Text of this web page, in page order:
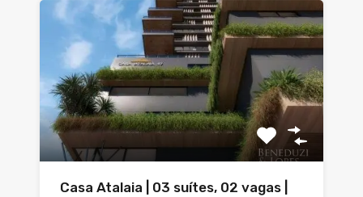
Casa Atalaia | 03 suítes, 02 vagas |